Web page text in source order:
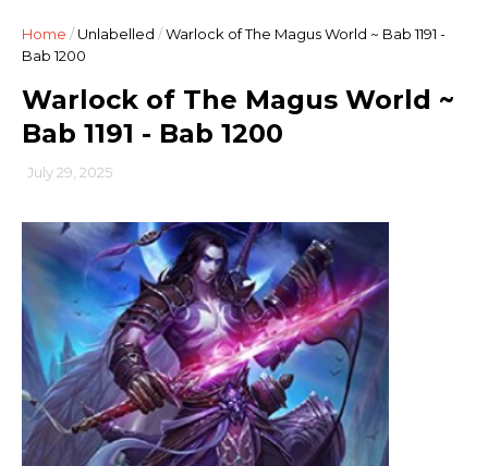
Home /Unlabelled /Warlock of The Magus World ~ Bab 1191 -
Bab 1200
Warlock of The Magus World ~
Bab 1191 - Bab 1200
July 29, 2025